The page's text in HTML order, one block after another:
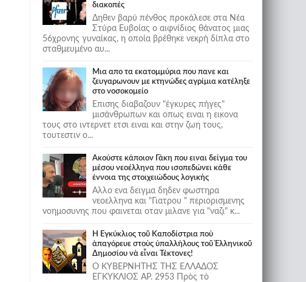
διακοπές
Δηθεν βαρύ πένθος προκάλεσε στα Νέα
Στύρα Ευβοίας ο αιφνίδιος θάνατος μιας
56χρονης γυναίκας, η οποία βρέθηκε νεκρή δίπλα στο
σταθμευμένο αυ...
Μια απο τα εκατομμύρια που πανε και
ζευγαρωνουν με κτηνώδες αγρίμια κατέληξε
στο νοσοκομείο
Επισης διαβαζουν "έγκυρες πήγες"
μισάνθρωπων και οπως ειναι η εικονα
τους στο ιντερνετ ετσι ειναι και στην ζωη τους,
τουτεστιν ο...
Ακούστε κάποιον Γάκη που ειναι δείγμα του
μέσου νεοέλληνα που ισοπεδώνει κάθε
έννοια της στοιχειώδους λογικής
Αλλο ενα δειγμα δηδεν φωστηρα
νεοελληνα και "Γιατρου " περιορισμενης
νοημοσυνης που φαινεται οταν μιλανε για "ναζι" κ...
Ἡ Ἐγκύκλιος τοῦ Καποδίστρια ποὺ
ἀπαγόρευε στοὺς ὑπαλλήλους τοῦ Ἑλληνικοῦ
Δημοσίου νὰ εἶναι Τέκτονες!
Ο ΚΥΒΕΡΝΗΤΗΣ ΤΗΣ ΕΛΛΑΔΟΣ
ΕΓΚΥΚΛΙΟΣ ΑΡ. 2953 Πρὸς τὸ